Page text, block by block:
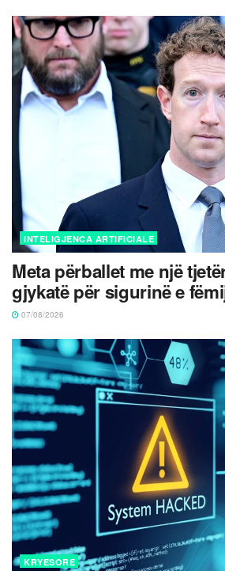
INTELIGJENCA ARTIFICIALE
Meta përballet me një
gjykatë për sigurinë e
07/08/2026
KRYESORE